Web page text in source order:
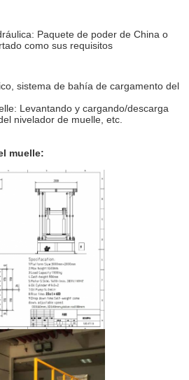
Paquete de poder de China o
como sus requisitos
sistema de bahía de cargamento del
Levantando y cargando/descarga
nivelador de muelle, etc.
muelle: